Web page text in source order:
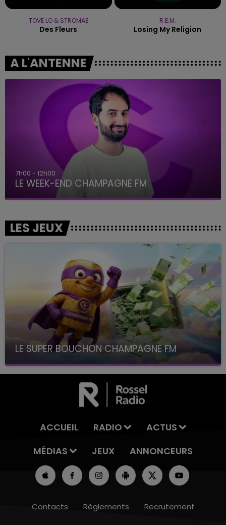
TOVE LO & STROMAE
Des Fleurs
R.E.M.
Losing My Religion
A L'ANTENNE
7h00 - 12h00
LE WEEK-END CHAMPAGNE FM
LES JEUX
LE SUPER BOUCHON CHAMPAGNE FM
avec La Famille Champagne FM, à 8H10
ACCUEIL RADIO
ACTUS
MÉDIAS
JEUX ANNONCEURS
Contacts Règlements
Recrutement